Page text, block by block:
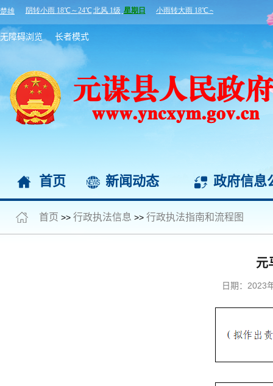
无障碍浏览 长者模式
首页 新闻动态 政府信息
首页 >> 行政执法信息 >> 行政执法指南和流程图
元
日期：